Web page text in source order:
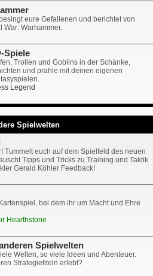
eure Gefallenen und berichtet von
War: Warhammer.
Spiele
Trollen und Goblins in der Schänke,
und prahle mit deinen eigenen
Legend
Spielwelten
Tummelt euch auf dem Spielfeld des neuen
Tipps und Tricks zu Training und Taktik
Gerald Köhler Feedback!
bei dem ihr um Macht und Ehre
Hearthstone
Spielwelten
Welten, so viele Ideen und Abenteuer.
Strategietiteln erlebt?